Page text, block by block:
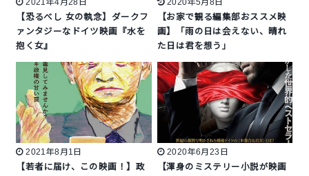
2021年4月28日
【恐るべし 女の執念】ダークフ
ァンタジーなドイツ映画『水を
抱く女』
2020年5月8日
【お家で観る編集部おススメ映
画】「雨の日は会えない、晴れ
た日は君を想う」
2021年8月1日
【若者に届け、この映画！】政
2020年6月23日
【渾身のミステリー小説が映画